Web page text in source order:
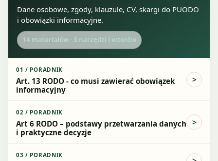
Dane osobowe, zgody, klauzule, CV, skargi do PUODO
i obowiązki informacyjne.
14 materiałów · 3 narzędzi i wzorów
01 / PORADNIK
Art. 13 RODO - co musi zawierać obowiązek
informacyjny
02 / PORADNIK
Art 6 RODO – podstawy przetwarzania danych
i praktyczne decyzje
03 / PORADNIK